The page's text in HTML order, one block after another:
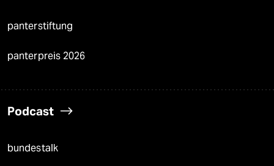
panterstiftung
panterpreis 2026
Podcast
bundestalk